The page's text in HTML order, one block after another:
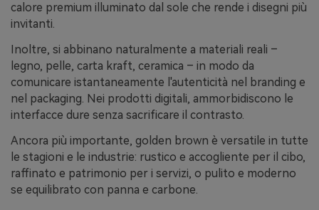
calore premium illuminato dal sole che rende i disegni più
invitanti.
Inoltre, si abbinano naturalmente a materiali reali –
legno, pelle, carta kraft, ceramica – in modo da
comunicare istantaneamente l'autenticità nel branding e
nel packaging. Nei prodotti digitali, ammorbidiscono le
interfacce dure senza sacrificare il contrasto.
Ancora più importante, golden brown è versatile in tutte
le stagioni e le industrie: rustico e accogliente per il cibo,
raffinato e patrimonio per i servizi, o pulito e moderno
se equilibrato con panna e carbone.